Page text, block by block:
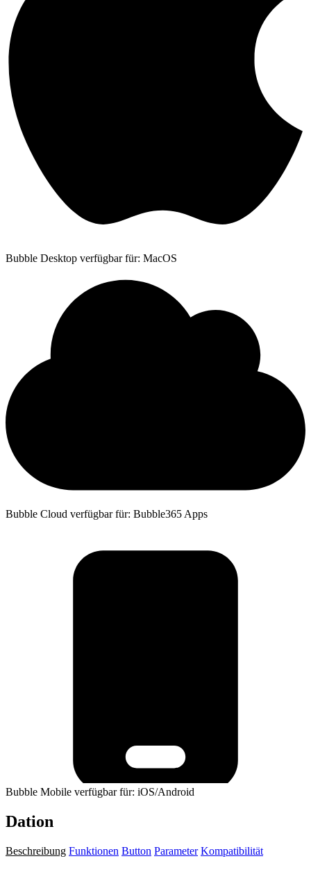
Bubble Desktop verfügbar für: MacOS
Bubble Cloud verfügbar für: Bubble365 Apps
Bubble Mobile verfügbar für: iOS/Android
Dation
Beschreibung Funktionen Button Parameter Kompatibilität